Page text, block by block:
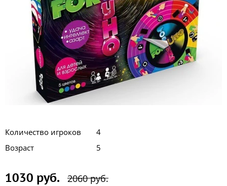
Количество игроков
4
Возраст
5
1030 руб.
2060 руб.